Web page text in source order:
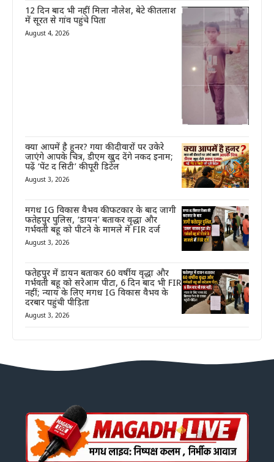
12 दिन बाद भी नहीं मिला नौलेश, बेटे की तलाश
में सूरत से गांव पहुंचे पिता
August 4, 2026
क्या आपमें है हुनर? गया की दीवारों पर उकेरे
जाएंगे आपके चित्र, डीएम खुद देंगे नकद इनाम;
पढ़ें ‘पेंट द सिटी’ की पूरी डिटेल
August 3, 2026
मगध IG विकास वैभव की फटकार के बाद जागी
फतेहपुर पुलिस, ‘डायन’ बताकर वृद्धा और
गर्भवती बहू को पीटने के मामले में FIR दर्ज
August 3, 2026
फतेहपुर में डायन बताकर 60 वर्षीय वृद्धा और
गर्भवती बहू को सरेआम पीटा, 6 दिन बाद भी FIR
नहीं; न्याय के लिए मगध IG विकास वैभव के
दरबार पहुंची पीड़िता
August 3, 2026